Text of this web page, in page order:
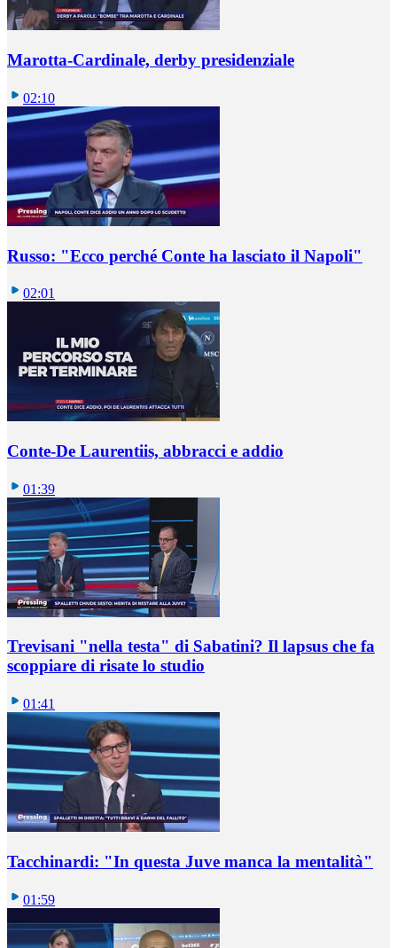
Marotta-Cardinale, derby presidenziale
02:10
Russo: "Ecco perché Conte ha lasciato il Napoli"
02:01
Conte-De Laurentiis, abbracci e addio
01:39
Trevisani "nella testa" di Sabatini? Il lapsus che fa
scoppiare di risate lo studio
01:41
Tacchinardi: "In questa Juve manca la mentalità"
01:59